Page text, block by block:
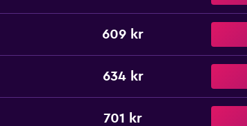
609 kr
634 kr
701 kr